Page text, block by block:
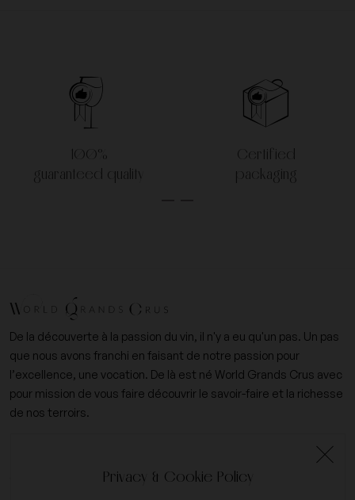
100%
guaranteed quality
Certified
packaging
De la découverte à la passion du vin, il n'y a eu qu'un pas. Un pas
que nous avons franchi en faisant de notre passion pour
l’excellence, une vocation. De là est né World Grands Crus avec
pour mission de vous faire découvrir le savoir-faire et la richesse
de nos terroirs.
contact@worldgrandscrus.com
Privacy & Cookie Policy